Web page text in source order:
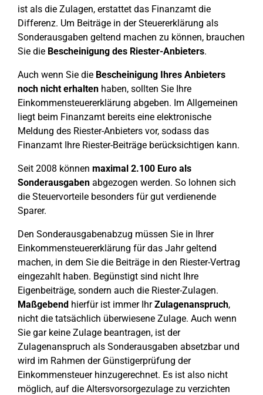
ist als die Zulagen, erstattet das Finanzamt die
Differenz. Um Beiträge in der Steuererklärung als
Sonderausgaben geltend machen zu können, brauchen
Sie die Bescheinigung des Riester-Anbieters.
Auch wenn Sie die Bescheinigung Ihres Anbieters
noch nicht erhalten haben, sollten Sie Ihre
Einkommensteuererklärung abgeben. Im Allgemeinen
liegt beim Finanzamt bereits eine elektronische
Meldung des Riester-Anbieters vor, sodass das
Finanzamt Ihre Riester-Beiträge berücksichtigen kann.
Seit 2008 können maximal 2.100 Euro als
Sonderausgaben abgezogen werden. So lohnen sich
die Steuervorteile besonders für gut verdienende
Sparer.
Den Sonderausgabenabzug müssen Sie in Ihrer
Einkommensteuererklärung für das Jahr geltend
machen, in dem Sie die Beiträge in den Riester-Vertrag
eingezahlt haben. Begünstigt sind nicht Ihre
Eigenbeiträge, sondern auch die Riester-Zulagen.
Maßgebend hierfür ist immer IhrZulagenanspruch,
nicht die tatsächlich überwiesene Zulage. Auch wenn
Sie gar keine Zulage beantragen, ist der
Zulagenanspruch als Sonderausgaben absetzbar und
wird im Rahmen der Günstigerprüfung der
Einkommensteuer hinzugerechnet. Es ist also nicht
möglich, auf die Altersvorsorgezulage zu verzichten